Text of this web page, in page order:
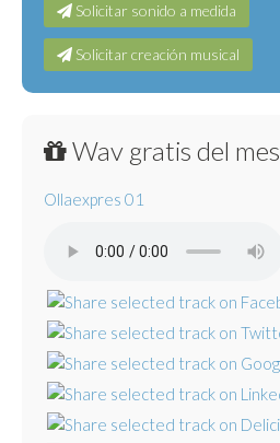
Solicitar sonido a medida
Solicitar creación musical
Wav gratis del mes
Ollaexpres 01